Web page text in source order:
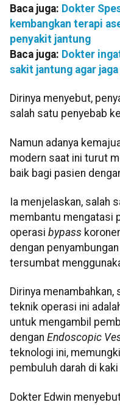
Baca juga: Dokter
kembangkan terapi
penyakit jantung
Baca juga: Dokter
sakit jantung agar
Dirinya menyebut,
salah satu penyebab
Namun adanya
modern saat ini turut
baik bagi pasien
Ia menjelaskan, salah
membantu mengatasi
operasi bypass
dengan
tersumbat
Dirinya
teknik operasi ini
untuk mengambil
dengan Endoscopic
teknologi ini,
pembuluh darah di
Dokter Edwin